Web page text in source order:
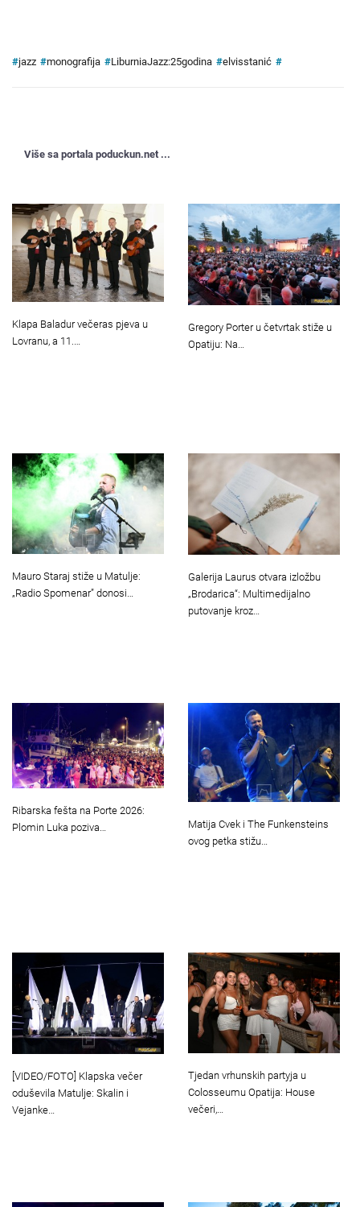
#jazz #monografija #LiburniaJazz:25godina #elvisstanić #
Više sa portala poduckun.net ...
Klapa Baladur večeras pjeva u
Lovranu, a 11.…
Gregory Porter u četvrtak stiže u
Opatiju: Na…
Mauro Staraj stiže u Matulje:
„Radio Spomenar” donosi…
Galerija Laurus otvara izložbu
„Brodarica“: Multimedijalno
putovanje kroz…
Ribarska fešta na Porte 2026:
Plomin Luka poziva…
Matija Cvek i The Funkensteins
ovog petka stižu…
[VIDEO/FOTO] Klapska večer
oduševila Matulje: Skalin i
Vejanke…
Tjedan vrhunskih partyja u
Colosseumu Opatija: House
večeri,…